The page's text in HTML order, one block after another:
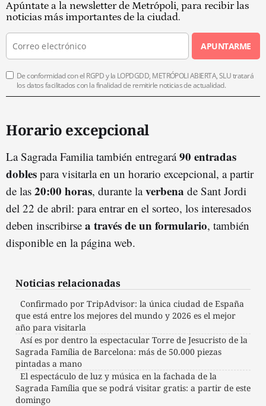
Apúntate a la newsletter de Metrópoli, para recibir las
noticias más importantes de la ciudad.
APUNTARME
De conformidad con el RGPD y la LOPDGDD, METRÓPOLI ABIERTA, SLU tratará
los datos facilitados con la finalidad de remitirle noticias de actualidad.
Horario excepcional
La Sagrada Familia también entregará90 entradas
dobles para visitarla en un horario excepcional, a partir
de las 20:00 horas, durante laverbena de Sant Jordi
del 22 de abril: para entrar en el sorteo, los interesados
deben inscribirse a través de un formulario, también
disponible en la página web.
Noticias relacionadas
Confirmado por TripAdvisor: la única ciudad de España
que está entre los mejores del mundo y 2026 es el mejor
año para visitarla
Así es por dentro la espectacular Torre de Jesucristo de la
Sagrada Família de Barcelona: más de 50.000 piezas
pintadas a mano
El espectáculo de luz y música en la fachada de la
Sagrada Família que se podrá visitar gratis: a partir de este
domingo